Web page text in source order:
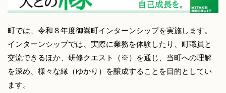
町では、令和８年度御嵩町インターンシップを実施します。
インターンシップでは、実際に業務を体験したり、町職員と
交流できるほか、研修クエスト（※）を通じ、当町への理解
を深め、様々な縁（ゆかり）を醸成することを目的としてい
ます。